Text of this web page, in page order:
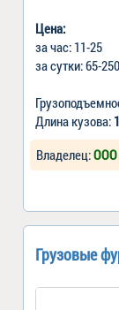
Цена:
за час: 11-25
за сутки: 65-250
Длина кузова:
Владелец:ООО
Грузовые